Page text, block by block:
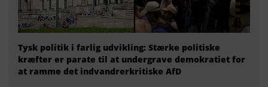
Tysk politik i farlig udvikling: Stærke politiske
kræfter er parate til at undergrave demokratiet for
at ramme det indvandrerkritiske AfD